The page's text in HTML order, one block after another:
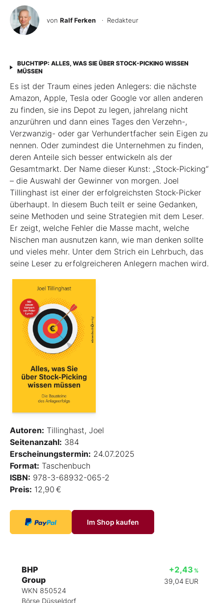
von Ralf Ferken · Redakteur
BUCHTIPP: ALLES, WAS SIE ÜBER STOCK-PICKING WISSEN
MÜSSEN
Es ist der Traum eines jeden Anlegers: die nächste
Amazon, Apple, Tesla oder Google vor allen anderen
zu finden, sie ins Depot zu legen, jahrelang nicht
anzurühren und dann eines Tages den Verzehn-,
Verzwanzig- oder gar Verhundertfacher sein Eigen zu
nennen. Oder zumindest die Unternehmen zu finden,
deren Anteile sich besser entwickeln als der
Gesamtmarkt. Der Name dieser Kunst: „Stock-Picking“
– die Auswahl der Gewinner von morgen. Joel
Tillinghast ist einer der erfolgreichsten Stock-Picker
überhaupt. In diesem Buch teilt er seine Gedanken,
seine Methoden und seine Strategien mit dem Leser.
Er zeigt, welche Fehler die Masse macht, welche
Nischen man ausnutzen kann, wie man denken sollte
und vieles mehr. Unter dem Strich ein Lehrbuch, das
seine Leser zu erfolgreicheren Anlegern machen wird.
Autoren: Tillinghast, Joel
Seitenanzahl: 384
Erscheinungstermin: 24.07.2025
Format: Taschenbuch
ISBN: 978-3-68932-065-2
Preis: 12,90 €
Im Shop kaufen
BHP
Group
WKN 850524
Börse Düsseldorf
+2,43 %
39,04 EUR